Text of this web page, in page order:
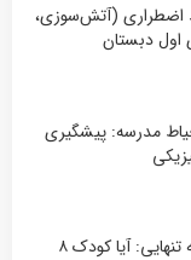
اضطراری (آتش‌سوزی،
اول دبستان
مدرسه: پیشگیری
آموزش ماندن در خانه به تنهایی: آیا کودک ۸